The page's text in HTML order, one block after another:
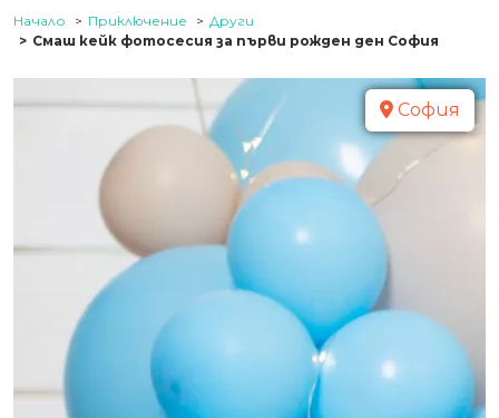
Начало Приключение
Други
Смаш кейк фотосесия за първи рожден ден София
София